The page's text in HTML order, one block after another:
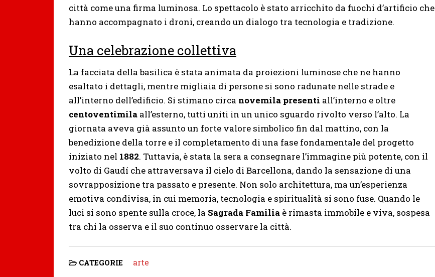
città come una firma luminosa. Lo spettacolo è stato arricchito da fuochi d’artificio che
hanno accompagnato i droni, creando un dialogo tra tecnologia e tradizione.
Una celebrazione collettiva
La facciata della basilica è stata animata da proiezioni luminose che ne hanno
esaltato i dettagli, mentre migliaia di persone si sono radunate nelle strade e
all’interno dell’edificio. Si stimano circa novemila presenti all’interno e oltre
centoventimila all’esterno, tutti uniti in un unico sguardo rivolto verso l’alto. La
giornata aveva già assunto un forte valore simbolico fin dal mattino, con la
benedizione della torre e il completamento di una fase fondamentale del progetto
iniziato nel 1882. Tuttavia, è stata la sera a consegnare l’immagine più potente, con il
volto di Gaudí che attraversava il cielo di Barcellona, dando la sensazione di una
sovrapposizione tra passato e presente. Non solo architettura, ma un’esperienza
emotiva condivisa, in cui memoria, tecnologia e spiritualità si sono fuse. Quando le
luci si sono spente sulla croce, la Sagrada Familia è rimasta immobile e viva, sospesa
tra chi la osserva e il suo continuo osservare la città.
CATEGORIE arte